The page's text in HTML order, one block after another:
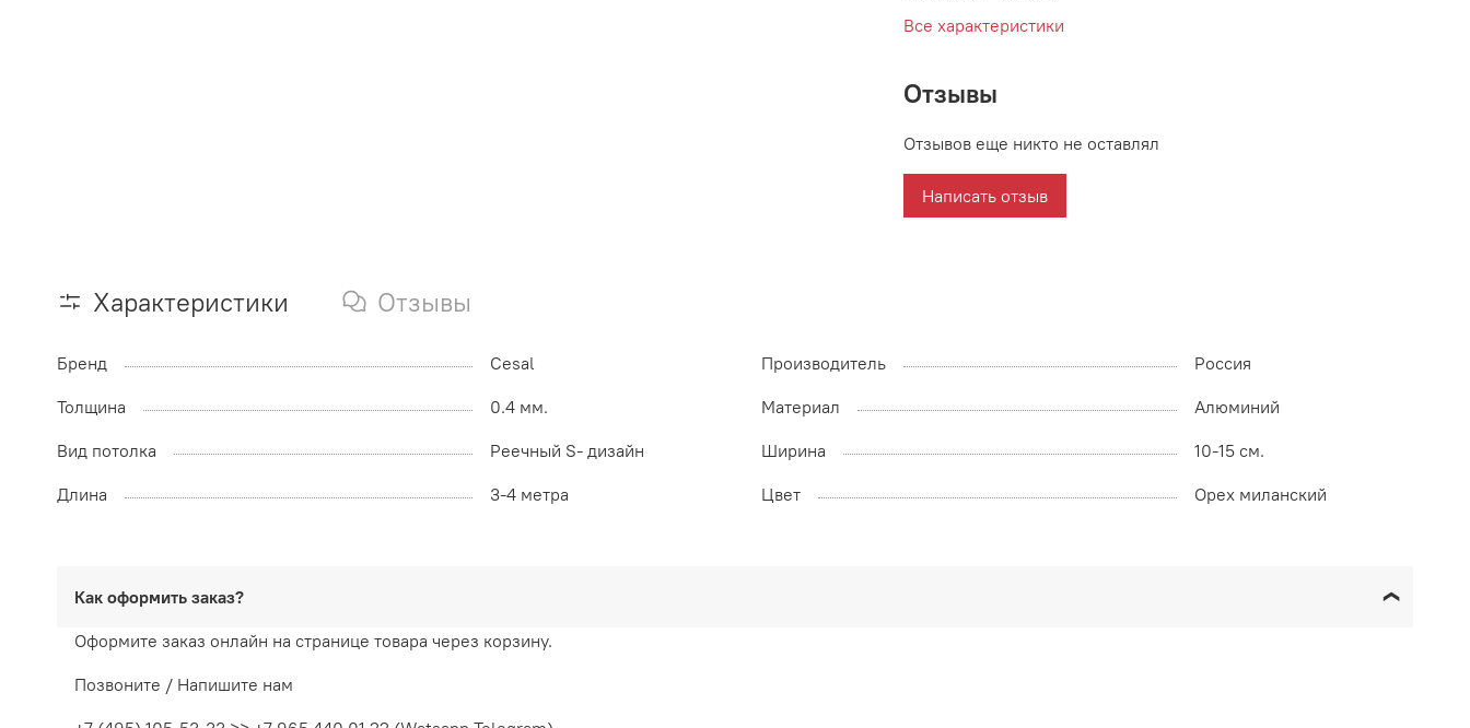
Все характеристики
Отзывы
Отзывов еще никто не оставлял
Написать отзыв
Характеристики Отзывы
Бренд Cesal Производитель
Россия
Толщина
0.4 мм. Материал
Алюминий
Вид потолка
Реечный S- дизайн Ширина
10-15 см.
Длина
3-4 метра Цвет Орех миланский
Как оформить заказ?
Оформите заказ онлайн на странице товара через корзину.
Позвоните / Напишите нам